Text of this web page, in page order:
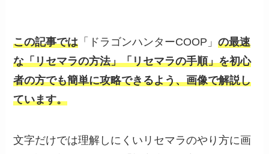
この記事では 「ドラゴンハンターCOOP」の最速
な「リセマラの方法」「リセマラの手順」を初心
者の方でも簡単に攻略できるよう、画像で解説し
ています。
文字だけでは理解しにくいリセマラのやり方に画